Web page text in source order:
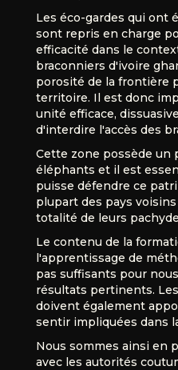
Les éco-gardes qui ont
sont repris en charge
efficacité dans le
braconniers d'ivoire
porosité de la frontière
territoire. Il est donc
unité efficace,
d'interdire l'accès des
Cette zone possède un
éléphants et il est
puisse défendre ce
plupart des pays
totalité de leurs
Le contenu de la
l'apprentissage de
pas suffisants pour
résultats pertinents.
doivent également
sentir impliquées dans
Nous sommes ainsi en
avec les autorités